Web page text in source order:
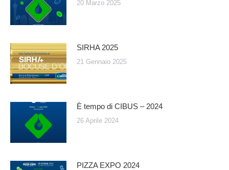
20 Marzo 2025
SIRHA 2025
21 Gennaio 2025
È tempo di CIBUS – 2024
26 Aprile 2024
PIZZA EXPO 2024